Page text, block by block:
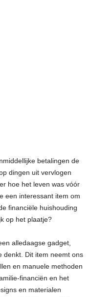
betalingen de
dingen uit vervlogen
hoe het leven was vóór
een interessant item om
financiële huishouding
op het plaatje?
alledaagse gadget,
denkt. Dit item neemt ons
en manuele methoden
financiën en het
en materialen